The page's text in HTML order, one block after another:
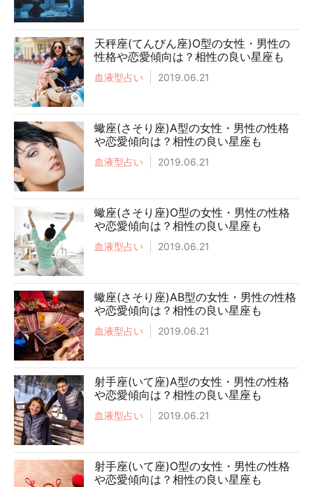
天秤座(てんびん座)O型の女性・男性の
性格や恋愛傾向は？相性の良い星座も
血液型占い 2019.06.21
蠍座(さそり座)A型の女性・男性の性格
や恋愛傾向は？相性の良い星座も
血液型占い 2019.06.21
蠍座(さそり座)O型の女性・男性の性格
や恋愛傾向は？相性の良い星座も
血液型占い 2019.06.21
蠍座(さそり座)AB型の女性・男性の性格
や恋愛傾向は？相性の良い星座も
血液型占い 2019.06.21
射手座(いて座)A型の女性・男性の性格
や恋愛傾向は？相性の良い星座も
血液型占い 2019.06.21
射手座(いて座)O型の女性・男性の性格
や恋愛傾向は？相性の良い星座も